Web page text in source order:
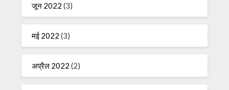
जून 2022 (3)
मई 2022 (3)
अप्रैल 2022 (2)